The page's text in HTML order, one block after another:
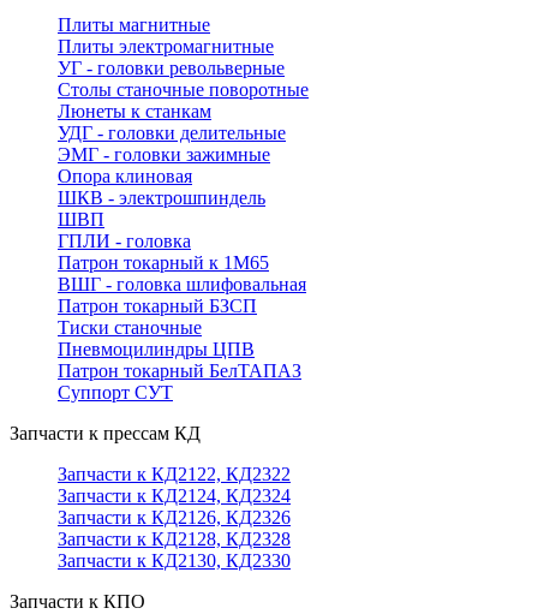
Плиты магнитные
Плиты электромагнитные
УГ - головки револьверные
Столы станочные поворотные
Люнеты к станкам
УДГ - головки делительные
ЭМГ - головки зажимные
Опора клиновая
ШКВ - электрошпиндель
ШВП
ГПЛИ - головка
Патрон токарный к 1М65
ВШГ - головка шлифовальная
Патрон токарный БЗСП
Тиски станочные
Пневмоцилиндры ЦПВ
Патрон токарный БелТАПАЗ
Суппорт СУТ
Запчасти к прессам КД
Запчасти к КД2122, КД2322
Запчасти к КД2124, КД2324
Запчасти к КД2126, КД2326
Запчасти к КД2128, КД2328
Запчасти к КД2130, КД2330
Запчасти к КПО